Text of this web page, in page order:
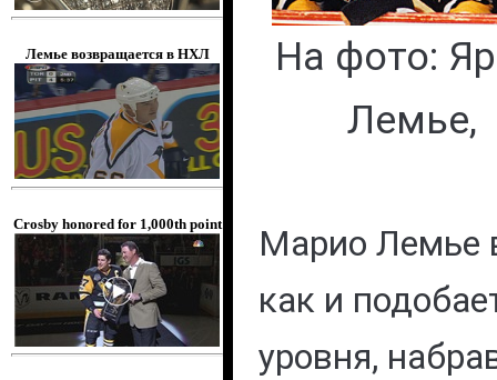
Лемье возвращается в НХЛ
Crosby honored for 1,000th point
На фото:
Лемье,
Марио Лемье
как и
уровня,